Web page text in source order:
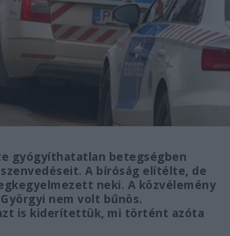
gyógyíthatatlan betegségben
A bíróság elítélte, de
neki. A közvélemény
nem volt bűnös.
is kiderítettük, mi történt azóta